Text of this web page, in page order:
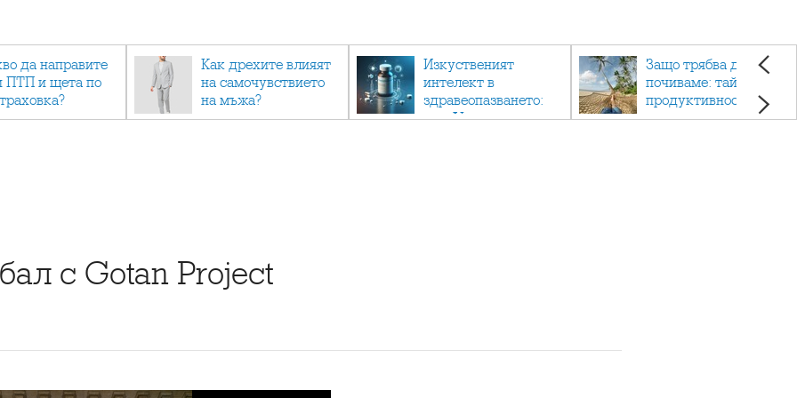
да направите
ПТП и щета по
Как дрехите влияят
на самочувствието
на мъжа?
Изкуственият
интелект в
здравеопазването:
как AI променя
Защо трябва да си
почиваме: тайната на
продуктивността,
здравето и добрия
с Gotan Project